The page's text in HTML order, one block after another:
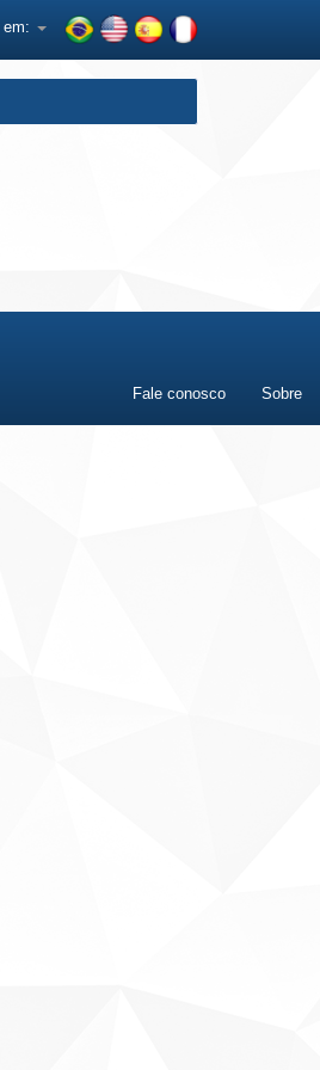
em:
Fale conosco Sobre